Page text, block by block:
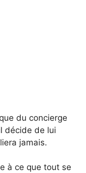
du concierge
décide de lui
jamais.
à ce que tout se